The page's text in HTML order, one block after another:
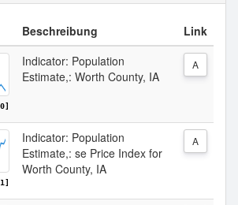
Beschreibung Link
Indicator: Population
Estimate,: Worth County, IA
A
Indicator: Population
Estimate,: se Price Index for
Worth County, IA
A